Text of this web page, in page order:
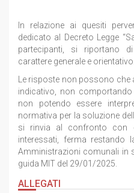
In relazione ai quesiti
dedicato al Decreto Legge
partecipanti, si riportano
carattere generale e orientativo.
Le risposte non possono che
indicativo, non
non potendo essere
normativa per la soluzione
si rinvia al confronto con
interessati, ferma restando
Amministrazioni comunali in
guida MIT del 29/01/2025.
ALLEGATI